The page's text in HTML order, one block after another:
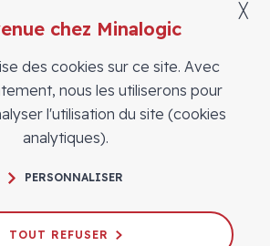
Actualités
des retombées
chez Minalogic
des cookies sur ce site. Avec
nous les utiliserons pour
l'utilisation du site (cookies
analytiques).
PERSONNALISER
TOUT REFUSER
╳